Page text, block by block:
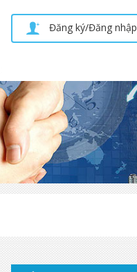
Đăng ký/Đăng nhập